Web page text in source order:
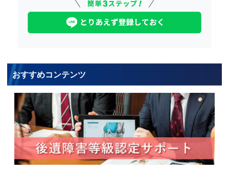
おすすめコンテンツ